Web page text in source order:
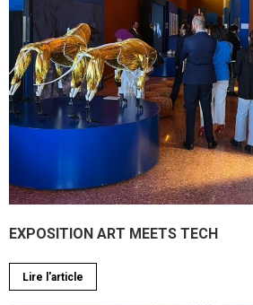
EXPOSITION ART MEETS TECH
Lire l'article